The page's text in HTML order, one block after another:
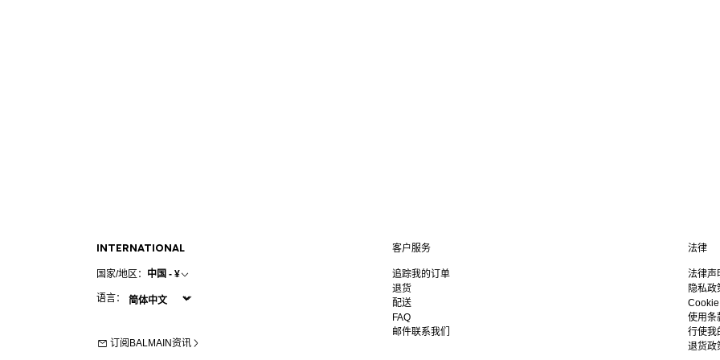
INTERNATIONAL
国家/地区： 中国 - ¥
语言：
订阅BALMAIN资讯
客户服务
追踪我的订单
退货
配送
FAQ
邮件联系我们
法律
法律声
隐私政
使用条
行使我
退货政